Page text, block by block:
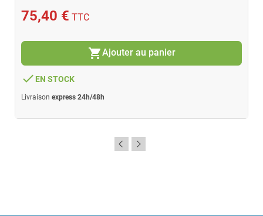
75,40 € TTC
shopping_cartAjouter au panier
done EN STOCK
Livraison express 24h/48h